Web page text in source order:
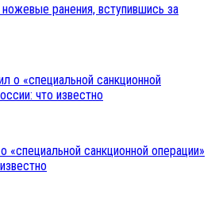
ранения, вступившись за
«специальной санкционной операции»